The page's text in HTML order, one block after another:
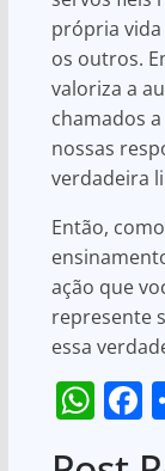
própria
os outros.
valoriza a
chamados
nossas
verdadeira
Então,
ação que
represente
essa
W F